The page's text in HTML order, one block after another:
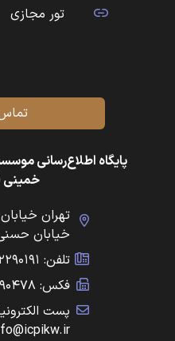
تور مجازی
پایگاه اطلاع‌رسانی
تهران
خیابان
تلفن: ۲۲۲۹۰۱۹۱-۰۲۱ الی ۵
فکس: ۲۲۲۹۰۴۷۸
پست